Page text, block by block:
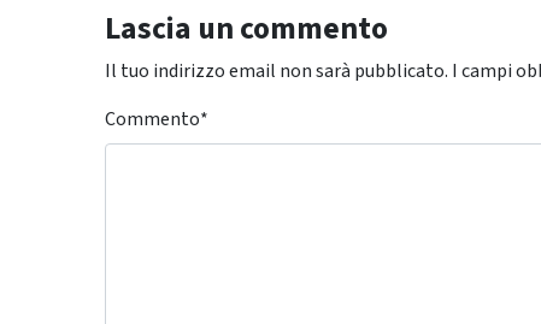
Lascia un commento
Il tuo indirizzo email non sarà pubblicato. I campi
Commento*